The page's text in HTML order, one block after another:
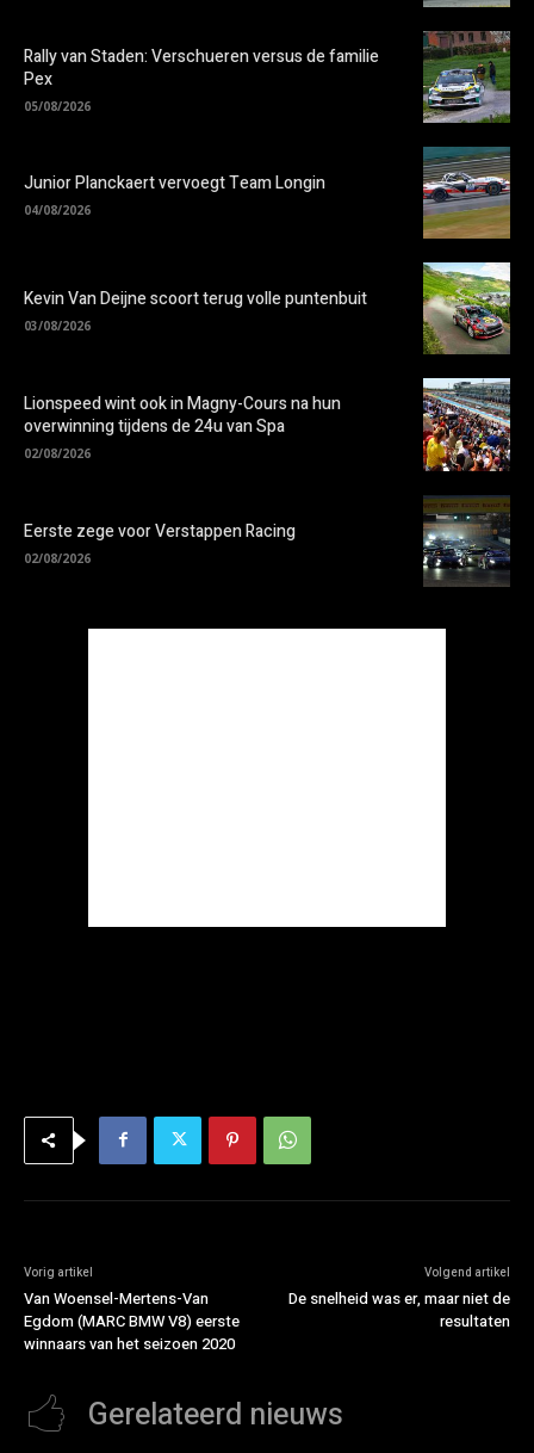
Rally van Staden: Verschueren versus de familie
Pex
05/08/2026
Junior Planckaert vervoegt Team Longin
04/08/2026
Kevin Van Deijne scoort terug volle puntenbuit
03/08/2026
Lionspeed wint ook in Magny-Cours na hun
overwinning tijdens de 24u van Spa
02/08/2026
Eerste zege voor Verstappen Racing
02/08/2026
Vorig artikel
Van Woensel-Mertens-Van
Egdom (MARC BMW V8) eerste
winnaars van het seizoen 2020
Volgend artikel
De snelheid was er, maar niet de
resultaten
Gerelateerd nieuws